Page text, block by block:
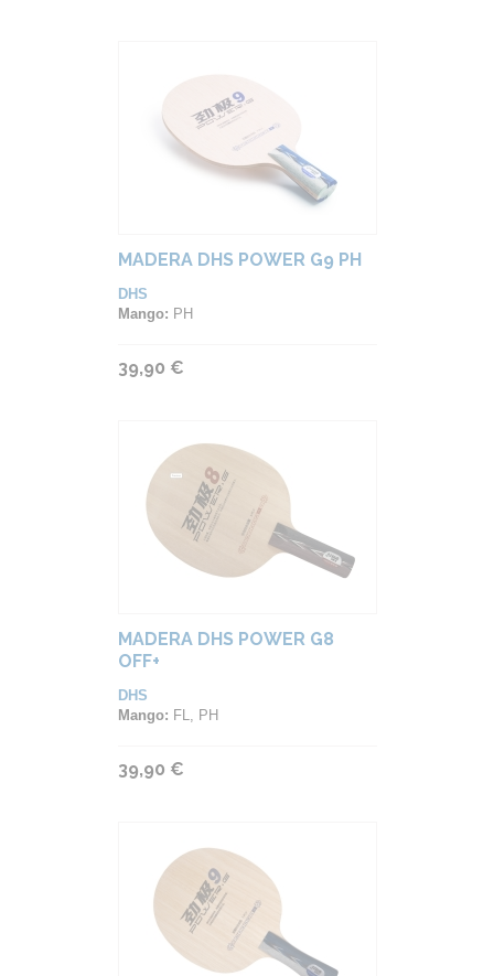
MADERA DHS POWER G9 PH
DHS
Mango: PH
39,90 €
MADERA DHS POWER G8
OFF+
DHS
Mango: FL, PH
39,90 €